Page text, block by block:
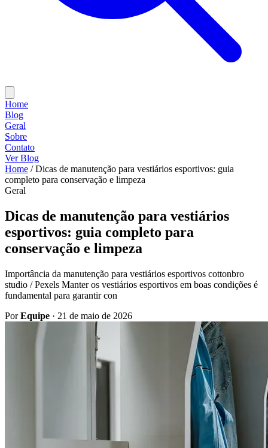
Home
Blog
Geral
Sobre
Contato
Ver Blog
Home / Dicas de manutenção para vestiários esportivos: guia
completo para conservação e limpeza
Geral
Dicas de manutenção para vestiários
esportivos: guia completo para
conservação e limpeza
Importância da manutenção para vestiários esportivos cottonbro
studio / Pexels Manter os vestiários esportivos em boas condições é
fundamental para garantir con
PorEquipe · 21 de maio de 2026